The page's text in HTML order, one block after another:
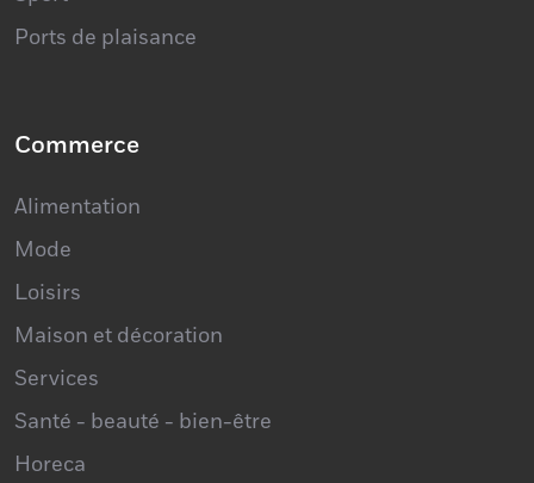
Ports de plaisance
Commerce
Alimentation
Mode
Loisirs
Maison et décoration
Services
Santé - beauté - bien-être
Horeca